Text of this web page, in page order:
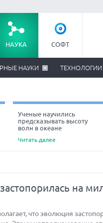
НАУКА СОФТ
НАУКИ ТЕХНОЛОГИИ
Ученые научились
предсказывать высоту
волн в океане
Читать далее
на
что эволюция